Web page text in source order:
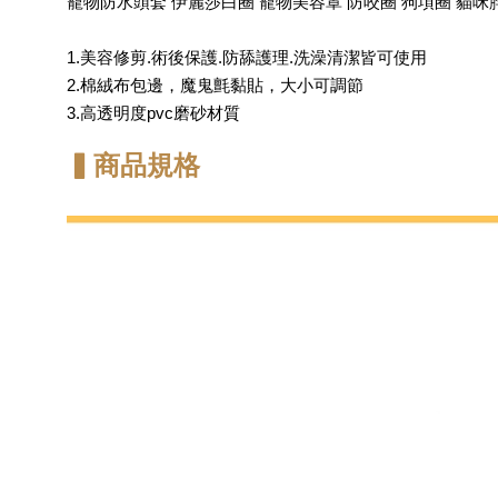
1.美容修剪.術後保護.防舔護理.洗澡清潔皆可使用
2.棉絨布包邊，魔鬼氈黏貼，大小可調節
3.高透明度pvc磨砂材質
▍商品規格